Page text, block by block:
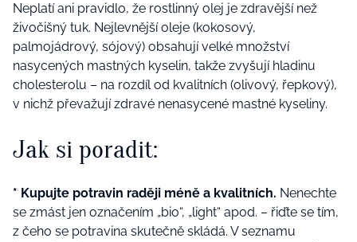
Neplatí ani pravidlo, že rostlinný olej je zdravější než
živočišný tuk. Nejlevnější oleje (kokosový,
palmojádrový, sójový) obsahují velké množství
nasycených mastných kyselin, takže zvyšují hladinu
cholesterolu – na rozdíl od kvalitních (olivový, řepkový),
v nichž převažují zdravé nenasycené mastné kyseliny.
Jak si poradit:
* Kupujte potravin raději méně a kvalitních. Nenechte
se zmást jen označením „bio“, „light“ apod. – řiďte se tím,
z čeho se potravina skutečně skládá. V seznamu